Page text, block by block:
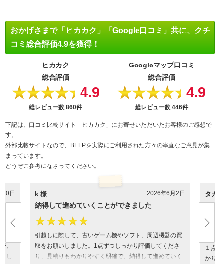
おかげさまで「ヒカカク」「Google口コミ」共に、クチ
コミ総合評価4.9を獲得！
ヒカカク
総合評価
★★★★★4.9
総レビュー数860件
Googleマップ口コミ
総合評価
★★★★★4.9
総レビュー数 446件
下記は、口コミ比較サイト「ヒカカク」にお寄せいただいたお客様のご感想で
す。
外部比較サイトなので、BEEPを実際にご利用された方々の率直なご意見が集
まっています。
どうぞご参考になさってください。
10日
、
し
k 様 2026年6月2日
納得して進めていくことができました
★★★★★
引越しに際して、古いゲーム機やソフト、周辺機器の買
取をお願いしました。1点ずつしっかり評価してくださ
り、見積りもわかりやすく明確で、納得して進めていく
タカ
ほ
す
１点
かり